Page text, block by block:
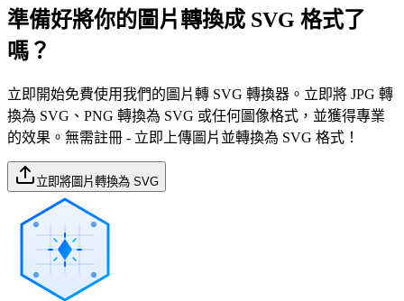
準備好將你的圖片轉換成 SVG 格式了
嗎？
立即開始免費使用我們的圖片轉 SVG 轉換器。立即將 JPG 轉
換為 SVG、PNG 轉換為 SVG 或任何圖像格式，並獲得專業
的效果。無需註冊 - 立即上傳圖片並轉換為 SVG 格式！
立即將圖片轉換為 SVG